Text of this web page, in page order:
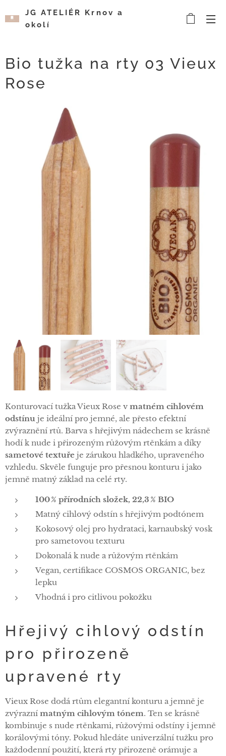
JG ATELIÉR Krnov a
okolí
Bio tužka na rty 03 Vieux
Rose
Konturovací tužka Vieux Rose v matném cihlovém
odstínu je ideální pro jemné, ale přesto efektní
zvýraznění rtů. Barva s hřejivým nádechem se krásně
hodí k nude i přirozeným růžovým rtěnkám a díky
sametové textuře je zárukou hladkého, upraveného
vzhledu. Skvěle funguje pro přesnou konturu i jako
jemně matný základ na celé rty.
100 % přírodních složek, 22,3 % BIO
Matný cihlový odstín s hřejivým podtónem
Kokosový olej pro hydrataci, karnaubský vosk
pro sametovou texturu
Dokonalá k nude a růžovým rtěnkám
Vegan, certifikace COSMOS ORGANIC, bez
lepku
Vhodná i pro citlivou pokožku
Hřejivý cihlový odstín
pro přirozeně
upravené rty
Vieux Rose dodá rtům elegantní konturu a jemně je
zvýrazní matným cihlovým tónem. Ten se krásně
kombinuje s nude rtěnkami, růžovými odstíny i jemně
korálovými tóny. Pokud hledáte univerzální tužku pro
každodenní použití, která rty přirozeně orámuje a